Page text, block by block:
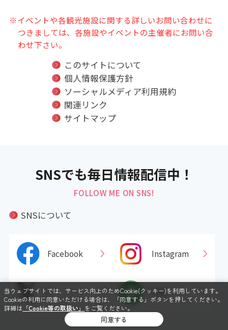
※イベントや各観光施設に関する詳しいお問い合わせに
つきましては、各施設やイベントの主催者にお問い合
わせ下さい。
このサイトについて
個人情報保護方針
ソーシャルメディア利用規約
関連リンク
サイトマップ
SNSでも毎日情報配信中！
FOLLOW ME ON SNS!
SNSについて
Facebook Instagram
X LINE
当ウェブサイトでは、サービス向上のためCookie(クッキー)を利用しています。
Cookieの利用に同意いただける場合は、「同意する」ボタンを押してください。
詳細は 「Cookie等の取扱い」 をご覧ください。
同意する